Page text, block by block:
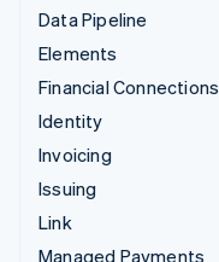
Data Pipeline
Elements
Financial Connections
Identity
Invoicing
Issuing
Link
Managed Payments